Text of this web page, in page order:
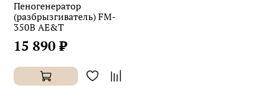
Пеногенератор
(разбрызгиватель) FM-
350B AE&T
15 890 ₽